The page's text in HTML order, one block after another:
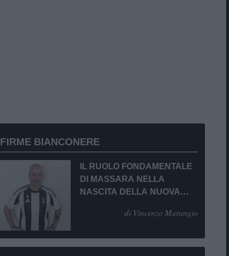
FIRME BIANCONERE
IL RUOLO FONDAMENTALE
DI MASSARA NELLA
NASCITA DELLA NUOVA
di Vincenzo Marangio